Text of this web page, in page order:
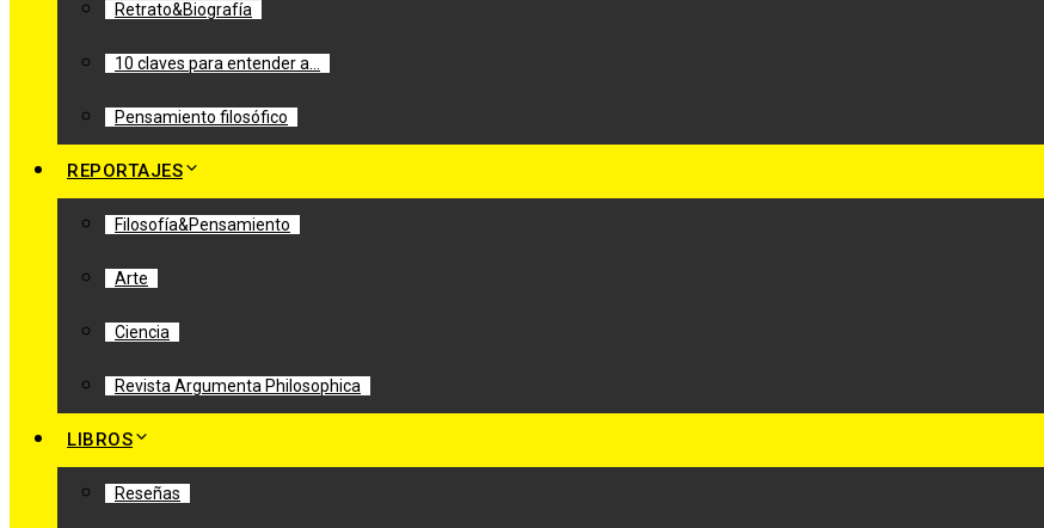
Retrato&Biografía
10 claves para entender a…
Pensamiento filosófico
REPORTAJES
Filosofía&Pensamiento
Arte
Ciencia
Revista Argumenta Philosophica
LIBROS
Reseñas